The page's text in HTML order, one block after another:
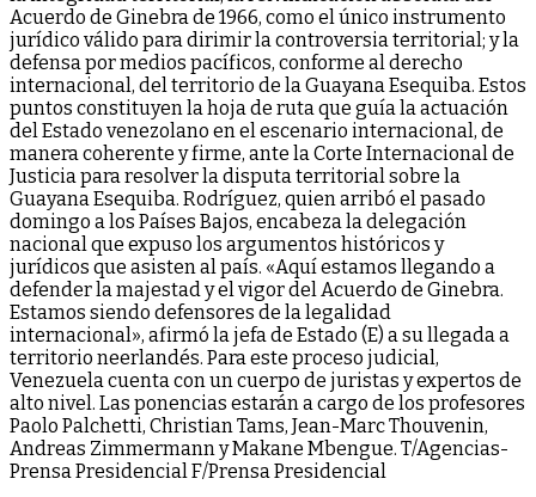
Acuerdo de Ginebra de 1966, como el único instrumento
jurídico válido para dirimir la controversia territorial; y la
defensa por medios pacíficos, conforme al derecho
internacional, del territorio de la Guayana Esequiba. Estos
puntos constituyen la hoja de ruta que guía la actuación
del Estado venezolano en el escenario internacional, de
manera coherente y firme, ante la Corte Internacional de
Justicia para resolver la disputa territorial sobre la
Guayana Esequiba. Rodríguez, quien arribó el pasado
domingo a los Países Bajos, encabeza la delegación
nacional que expuso los argumentos históricos y
jurídicos que asisten al país. «Aquí estamos llegando a
defender la majestad y el vigor del Acuerdo de Ginebra.
Estamos siendo defensores de la legalidad
internacional», afirmó la jefa de Estado (E) a su llegada a
territorio neerlandés. Para este proceso judicial,
Venezuela cuenta con un cuerpo de juristas y expertos de
alto nivel. Las ponencias estarán a cargo de los profesores
Paolo Palchetti, Christian Tams, Jean-Marc Thouvenin,
Andreas Zimmermann y Makane Mbengue. T/Agencias-
Prensa Presidencial F/Prensa Presidencial